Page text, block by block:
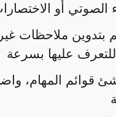
الصوتي أو
بتدوين ملاحظات
للتعرف عليها بسرعة
قوائم المهام،